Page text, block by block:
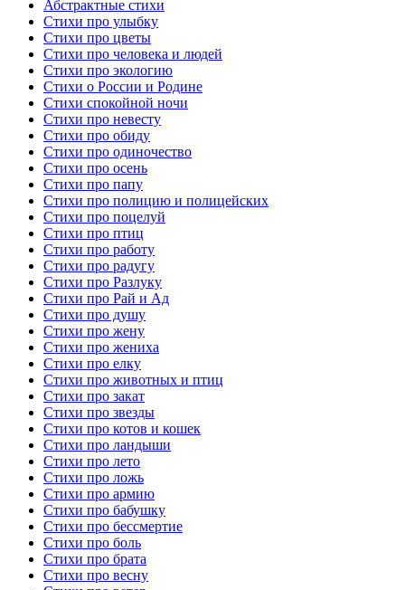
Абстрактные стихи
Стихи про улыбку
Стихи про цветы
Стихи про человека и людей
Стихи про экологию
Стихи о России и Родине
Стихи спокойной ночи
Стихи про невесту
Стихи про обиду
Стихи про одиночество
Стихи про осень
Стихи про папу
Стихи про полицию и полицейских
Стихи про поцелуй
Стихи про птиц
Стихи про работу
Стихи про радугу
Стихи про Разлуку
Стихи про Рай и Ад
Стихи про душу
Стихи про жену
Стихи про жениха
Стихи про елку
Стихи про животных и птиц
Стихи про закат
Стихи про звезды
Стихи про котов и кошек
Стихи про ландыши
Стихи про лето
Стихи про ложь
Стихи про армию
Стихи про бабушку
Стихи про бессмертие
Стихи про боль
Стихи про брата
Стихи про весну